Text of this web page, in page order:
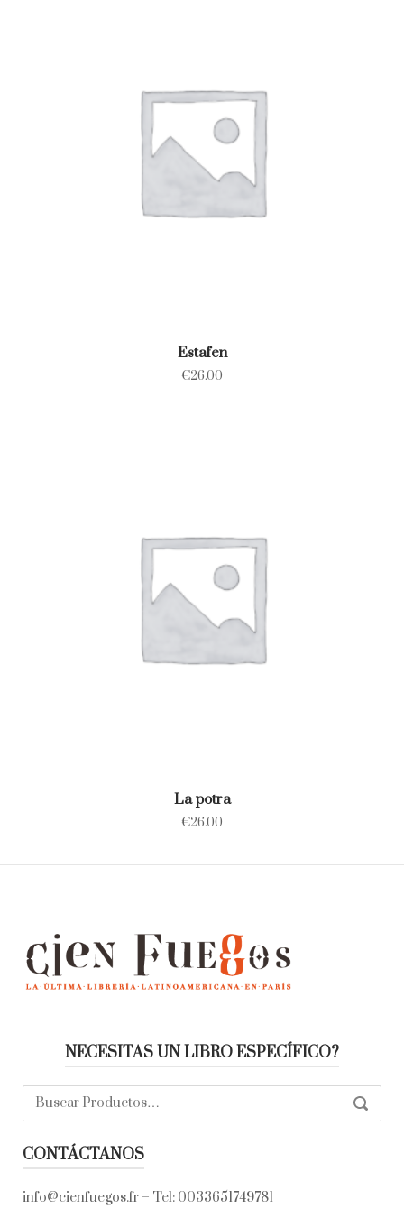
Estafen
€26.00
La potra
€26.00
NECESITAS UN LIBRO ESPECÍFICO?
Buscar:
CONTÁCTANOS
info@cienfuegos.fr – Tel: 0033651749781